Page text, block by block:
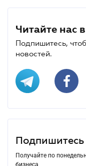
Читайте нас
Подпишитесь,
новостей.
Подпишитесь
Получайте по
бизнеса